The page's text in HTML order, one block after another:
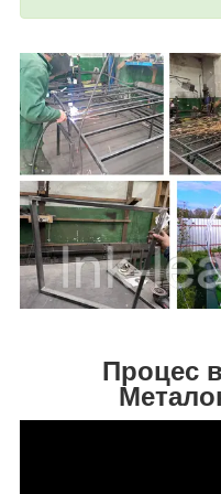
Процес